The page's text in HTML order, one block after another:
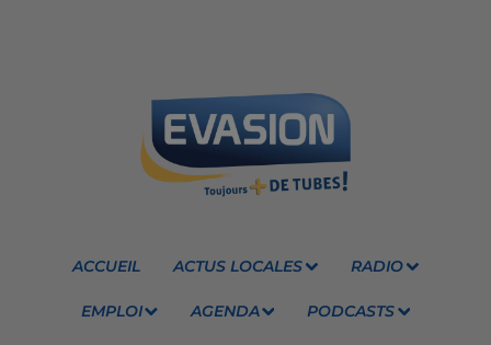
ACCUEIL ACTUS LOCALES RADIO
EMPLOI AGENDA PODCASTS